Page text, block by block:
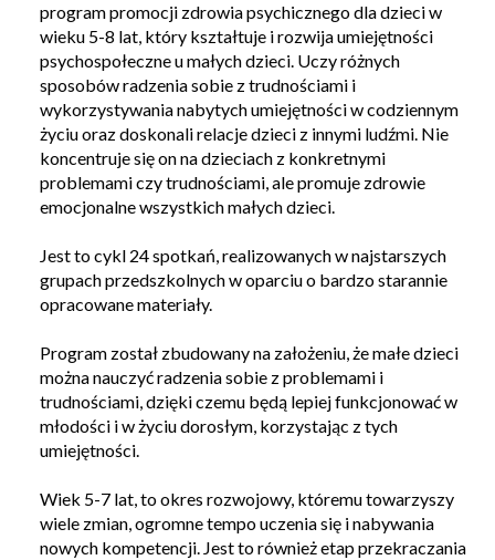
program promocji zdrowia psychicznego dla dzieci w
wieku 5-8 lat, który kształtuje i rozwija umiejętności
psychospołeczne u małych dzieci. Uczy różnych
sposobów radzenia sobie z trudnościami i
wykorzystywania nabytych umiejętności w codziennym
życiu oraz doskonali relacje dzieci z innymi ludźmi. Nie
koncentruje się on na dzieciach z konkretnymi
problemami czy trudnościami, ale promuje zdrowie
emocjonalne wszystkich małych dzieci.
Jest to cykl 24 spotkań, realizowanych w najstarszych
grupach przedszkolnych w oparciu o bardzo starannie
opracowane materiały.
Program został zbudowany na założeniu, że małe dzieci
można nauczyć radzenia sobie z problemami i
trudnościami, dzięki czemu będą lepiej funkcjonować w
młodości i w życiu dorosłym, korzystając z tych
umiejętności.
Wiek 5-7 lat, to okres rozwojowy, któremu towarzyszy
wiele zmian, ogromne tempo uczenia się i nabywania
nowych kompetencji. Jest to również etap przekraczania